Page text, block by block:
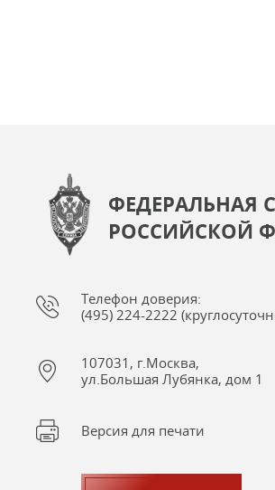
ФЕДЕРАЛЬНАЯ
РОССИЙСКОЙ
Телефон доверия:
(495) 224-2222
107031, г.Москва,
ул.Большая Лубянка, дом 1
Версия для печати